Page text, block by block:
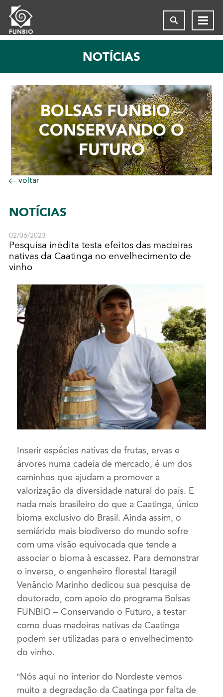
NOTÍCIAS
BOLSAS FUNBIO –
CONSERVANDO O
FUTURO
voltar
NOTÍCIAS
02/06/2023
Pesquisa inédita testa efeitos das madeiras
nativas da Caatinga no envelhecimento de
vinho
Inserir espécies nativas de frutas, ervas e
árvores numa cadeia de mercado, é um dos
caminhos que ajudam a promover a
valorização da diversidade natural do país. E
nada mais brasileiro do que a Caatinga, único
bioma exclusivo do Brasil. Ainda assim, o
semiárido mais biodiverso do mundo sofre
com uma visão equivocada que tende a
associar o bioma à escassez. Para demonstrar
o inverso, o engenheiro florestal Itaragil
Venâncio Marinho dedicou sua pesquisa de
doutorado, com apoio do programa Bolsas
FUNBIO – Conservando o Futuro, a testar
como duas madeiras nativas da Caatinga
podem ser utilizadas para o envelhecimento
do vinho.
“Nós aqui no interior do Nordeste vemos
muito a degradação da Caatinga por falta de